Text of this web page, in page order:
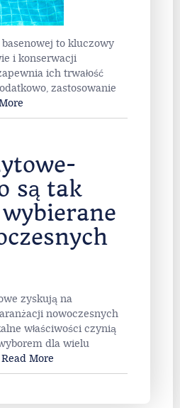
to kluczowy
i konserwacji
ich trwałość
zastosowanie
są tak
zyskują na
nowoczesnych
właściwości czynią
dla wielu
Read More